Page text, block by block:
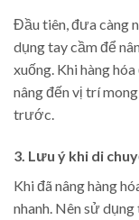
Đầu tiên, đưa càng
dụng tay cầm để
xuống. Khi hàng
nâng đến vị trí
trước.
3. Lưu ý khi di
Khi đã nâng hàng
nhanh. Nên sử